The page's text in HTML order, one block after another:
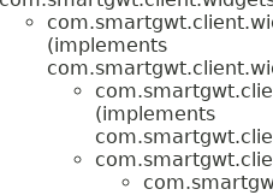
(implements
(implements